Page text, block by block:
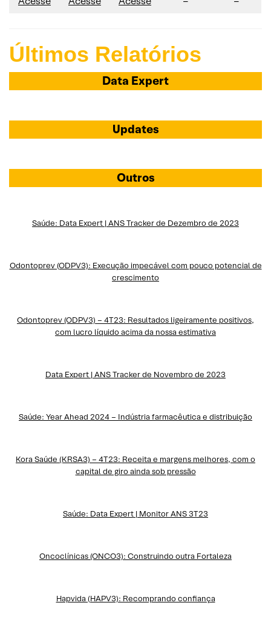
Últimos Relatórios
Data Expert
Updates
Outros
Saúde: Data Expert | ANS Tracker de Dezembro de 2023
Odontoprev (ODPV3): Execução impecável com pouco potencial de
crescimento
Odontoprev (ODPV3) – 4T23: Resultados ligeiramente positivos,
com lucro líquido acima da nossa estimativa
Data Expert | ANS Tracker de Novembro de 2023
Saúde: Year Ahead 2024 – Indústria farmacêutica e distribuição
Kora Saúde (KRSA3) – 4T23: Receita e margens melhores, com o
capital de giro ainda sob pressão
Saúde: Data Expert | Monitor ANS 3T23
Oncoclínicas (ONCO3): Construindo outra Fortaleza
Hapvida (HAPV3): Recomprando confiança